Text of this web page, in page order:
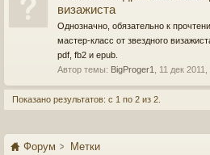
визажиста
Однозначно, обязательно к
мастер-класс от звездного
pdf, fb2 и epub.
Автор темы: BigProger1 11 дек 2011
Показано результатов: с 1 по 2 из 2.
Форум Метки